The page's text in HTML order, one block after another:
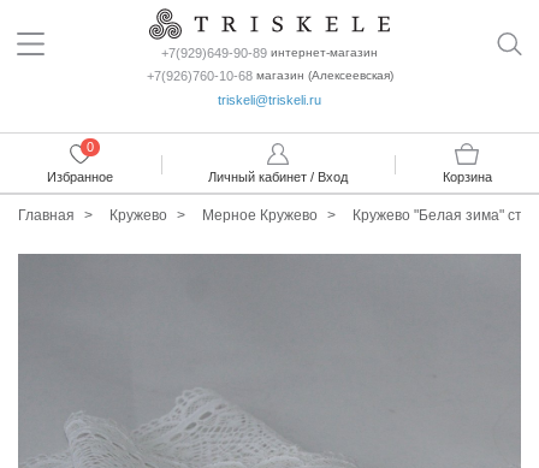
+7(929)649-90-89 интернет-магазин
+7(926)760-10-68магазин (Алексеевская)
triskeli@triskeli.ru
Избранное
0
Личный кабинет / Вход Корзина
Главная Кружево Мерное Кружево Кружево "Белая зима"